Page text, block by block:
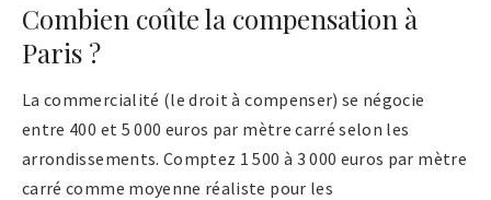
Combien coûte la compensation à
Paris ?
La commercialité (le droit à compenser) se négocie
entre 400 et 5 000 euros par mètre carré selon les
arrondissements. Comptez 1 500 à 3 000 euros par mètre
carré comme moyenne réaliste pour les